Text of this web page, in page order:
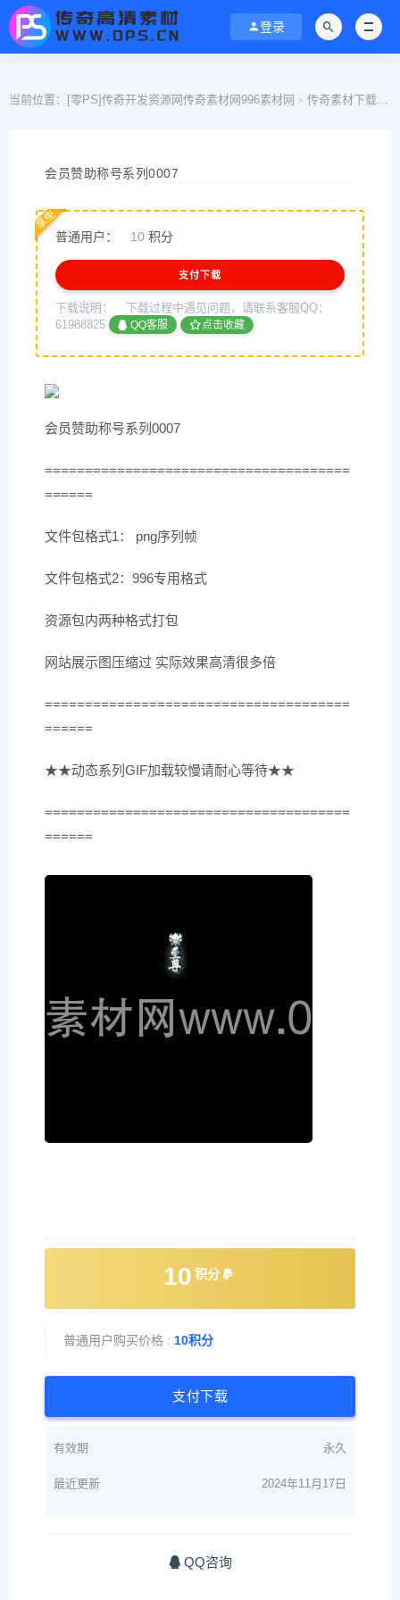
登录
当前位置： [零PS]传奇开发资源网传奇素材网996素材网 > 传奇素材下载
会员赞助称号系列0007
普通用户： 10 积分
享免
支付下载
下载说明：
下载过程中遇见问题，请联系客服QQ：
61988825
QQ客服 点击收藏
会员赞助称号系列0007
======================================
======
文件包格式1： png序列帧
文件包格式2：996专用格式
资源包内两种格式打包
网站展示图压缩过 实际效果高清很多倍
======================================
======
★★动态系列GIF加载较慢请耐心等待★★
======================================
======
10 积分
普通用户购买价格 : 10积分
支付下载
有效期 永久
最近更新 2024年11月17日
QQ咨询